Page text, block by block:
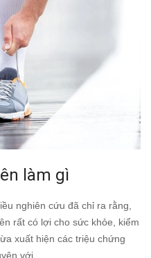
làm gì
nghiên cứu đã chỉ ra rằng,
rất có lợi cho sức khỏe, kiểm
xuất hiện các triệu chứng
với...